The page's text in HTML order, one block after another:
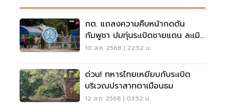
กต. แถลงความคืบหน้ากดดัน
กัมพูชา ปมทุ่นระเบิดชายแดน ละเมิด
อนุสัญญาออตตาวา
10 ส.ค. 2568 | 22:52 น.
ด่วน! ทหารไทยเหยียบกับระเบิด
บริเวณปราสาทตาเมือนธม
12 ส.ค. 2568 | 03:52 น.